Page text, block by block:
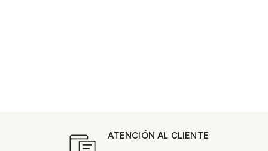
ATENCIÓN AL CLIENTE